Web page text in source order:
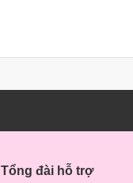
Tổng đài hỗ trợ